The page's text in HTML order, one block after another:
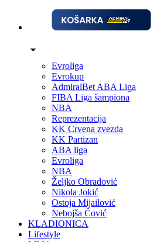
Evroliga
Evrokup
AdmiralBet ABA Liga
FIBA Liga šampiona
NBA
Reprezentacija
KK Crvena zvezda
KK Partizan
ABA liga
Evroliga
NBA
Željko Obradović
Nikola Jokić
Ostoja Mijailović
Nebojša Čović
KLADIONICA
Lifestyle